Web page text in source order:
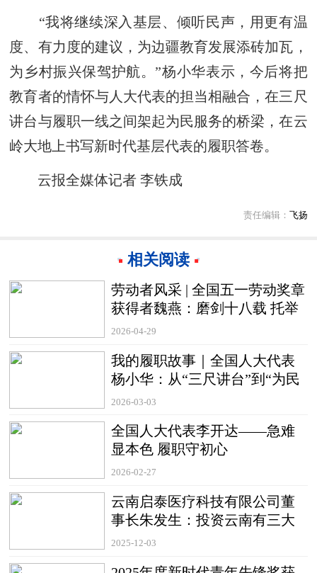
“我将继续深入基层、倾听民声，用更有温
度、有力度的建议，为边疆教育发展添砖加瓦，
为乡村振兴保驾护航。”杨小华表示，今后将把
教育者的情怀与人大代表的担当相融合，在三尺
讲台与履职一线之间架起为民服务的桥梁，在云
岭大地上书写新时代基层代表的履职答卷。
云报全媒体记者 李铁成
责任编辑： 飞扬
相关阅读
劳动者风采 | 全国五一劳动奖章
获得者魏燕：磨剑十八载 托举
航天梦
2026-04-29
我的履职故事｜全国人大代表
杨小华：从“三尺讲台”到“为民
代言”
2026-03-03
全国人大代表李开达——急难
显本色 履职守初心
2026-02-27
云南启泰医疗科技有限公司董
事长朱发生：投资云南有三大
不可替代优势
2025-12-03